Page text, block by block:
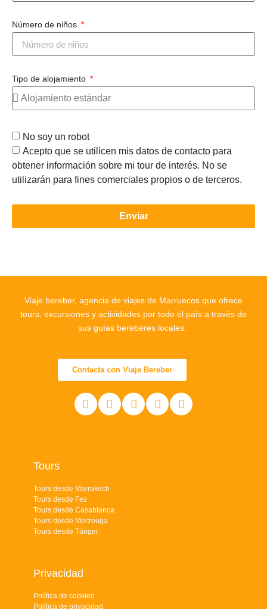
Número de niños
Tipo de alojamiento
No soy un robot
Acepto que se utilicen mis datos de contacto para
obtener información sobre mi tour de interés. No se
utilizarán para fines comerciales propios o de terceros.
Enviar
Viaje bereber, agencia de viajes de Marruecos que ofrece
tours, excursiones y actividades por todo el país a través de
sus guías bereberes locales.
Contacta con Viaje Bereber
Tours
Tours desde Marrakech
Tours desde Fez
Tours desde Casablanca
Tours desde Merzouga
Tours desde Tánger
Privacidad
Política de cookies
Política de privacidad